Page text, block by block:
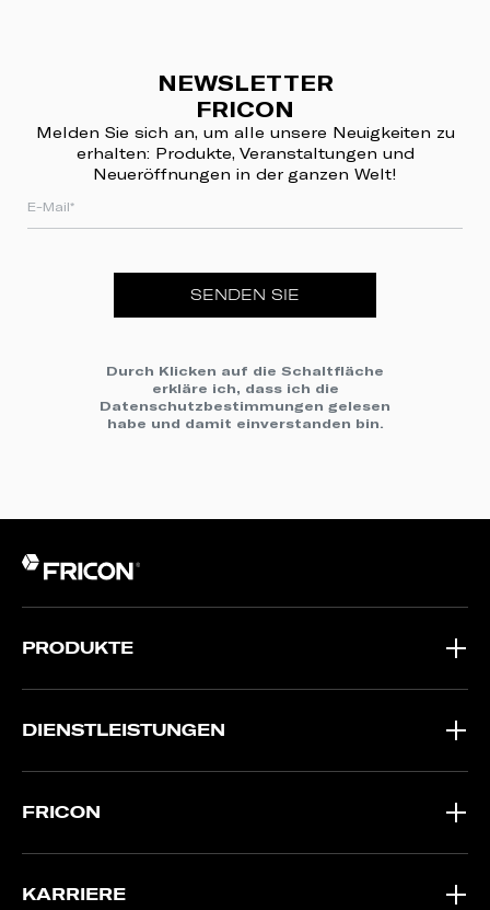
NEWSLETTER
FRICON
Melden Sie sich an, um alle unsere Neuigkeiten zu
erhalten: Produkte, Veranstaltungen und
Neueröffnungen in der ganzen Welt!
Durch Klicken auf die Schaltfläche
erkläre ich, dass ich die
Datenschutzbestimmungen gelesen
habe und damit einverstanden bin.
SENDEN SIE
PRODUKTE
DIENSTLEISTUNGEN
FRICON
KARRIERE